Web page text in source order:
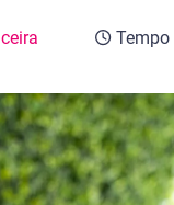
Tempo